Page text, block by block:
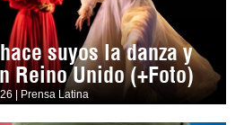
suyos la danza y
Reino Unido (+Foto)
| Prensa Latina